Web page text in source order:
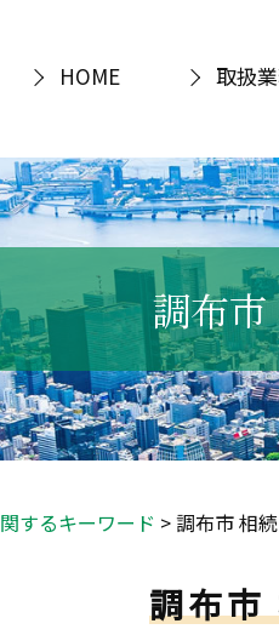
HOME 取扱
調布
するキーワード >調布市 相
調布市